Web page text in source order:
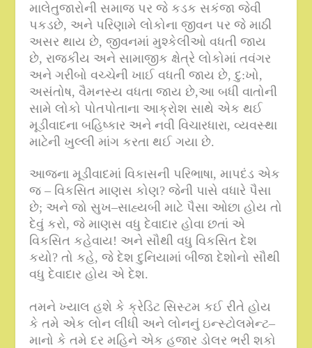
માલેતુજારોની સમાજ પર જે કડક સકંજા જેવી
પકડછે, અને પરિણામે લોકોના જીવન પર જે માઠી
અસર થાય છે,જીવનમાં મુશ્કેલીઓ વધતી જાય
છે,રાજકીય અને સામાજીક ક્ષેત્રે લોકોમાં તવંગર
અને ગરીબો વચ્ચેની ખાઈ વધતી જાય છે,દુ:ખો,
અસંતોષ,વૈમનસ્ય વધતા જાય છે,આ બધી વાતોની
સામે લોકો પોતપોતાના આક્રોશ સાથે એક થઈ
મૂડીવાદના બહિષ્કાર અને નવી વિચારધારા,વ્યવસ્થા
માટેની ખુલ્લી માંગ કરતા થઈ ગયા છે.
આજના મૂડીવાદમાં વિકાસની પરિભાષા,માપદંડ એક
જ – વિકસિત માણસ કોણ?જેની પાસે વધારે પૈસા
છે; અને જો સુખ–સાહ્યબી માટે પૈસા ઓછા હોય તો
દેવું કરો,જે માણસ વધુ દેવાદાર હોવા છતાં એ
વિકસિત કહેવાય! અને સૌથી વધુ વિકસિત દેશ
કયો?તો કહે,જે દેશ દુનિયામાં બીજા દેશોનો સૌથી
વધુ દેવાદાર હોય એ દેશ.
તમને ખ્યાલ હશે કે ક્રેડિટ સિસ્ટમ કઈ રીતે હોય
કે તમે એક લોન લીધી અને લોનનું ઇન્સ્ટોલમેન્ટ–
માનો કે તમે દર મહિને એક હજાર ડોલર ભરી શકો